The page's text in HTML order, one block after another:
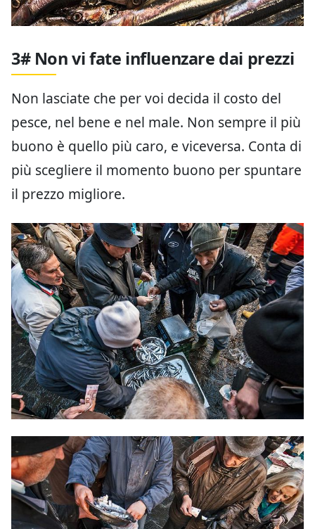
3# Non vi fate influenzare dai prezzi
Non lasciate che per voi decida il costo del
pesce, nel bene e nel male. Non sempre il più
buono è quello più caro, e viceversa. Conta di
più scegliere il momento buono per spuntare
il prezzo migliore.